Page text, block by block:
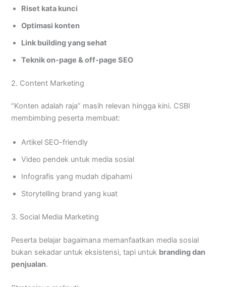
Riset kata kunci
Optimasi konten
Link building yang sehat
Teknik on-page & off-page SEO
2. Content Marketing
“Konten adalah raja” masih relevan hingga kini. CSBI
membimbing peserta membuat:
Artikel SEO-friendly
Video pendek untuk media sosial
Infografis yang mudah dipahami
Storytelling brand yang kuat
3. Social Media Marketing
Peserta belajar bagaimana memanfaatkan media sosial
bukan sekadar untuk eksistensi, tapi untuk branding dan
penjualan.